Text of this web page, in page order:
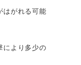
はがれる可能
により多少の